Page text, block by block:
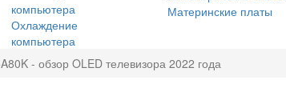
Охлаждение
компьютера
Материнские платы
- обзор OLED телевизора 2022 года